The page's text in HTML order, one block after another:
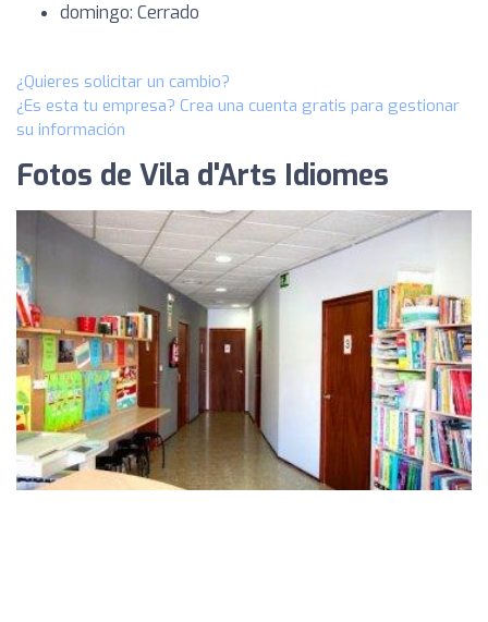
domingo: Cerrado
¿Quieres solicitar un cambio?
¿Es esta tu empresa? Crea una cuenta gratis para gestionar
su información
Fotos de Vila d'Arts Idiomes